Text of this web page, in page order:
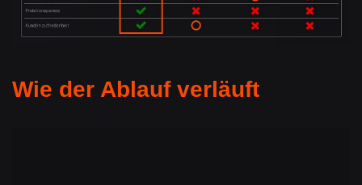
Wie der Ablauf verläuft